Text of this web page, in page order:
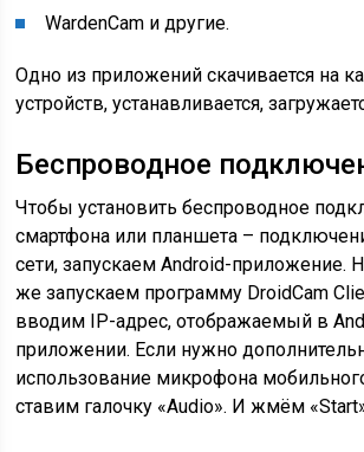
WardenCam и другие.
Одно из приложений скачивается на
устройств, устанавливается,
Беспроводное
Чтобы установить беспроводное
смартфона или планшета –
сети, запускаем Android-приложение.
же запускаем программу DroidCam
вводим IP-адрес, отображаемый в
приложении. Если нужно
использование микрофона
ставим галочку «Audio». И жмём